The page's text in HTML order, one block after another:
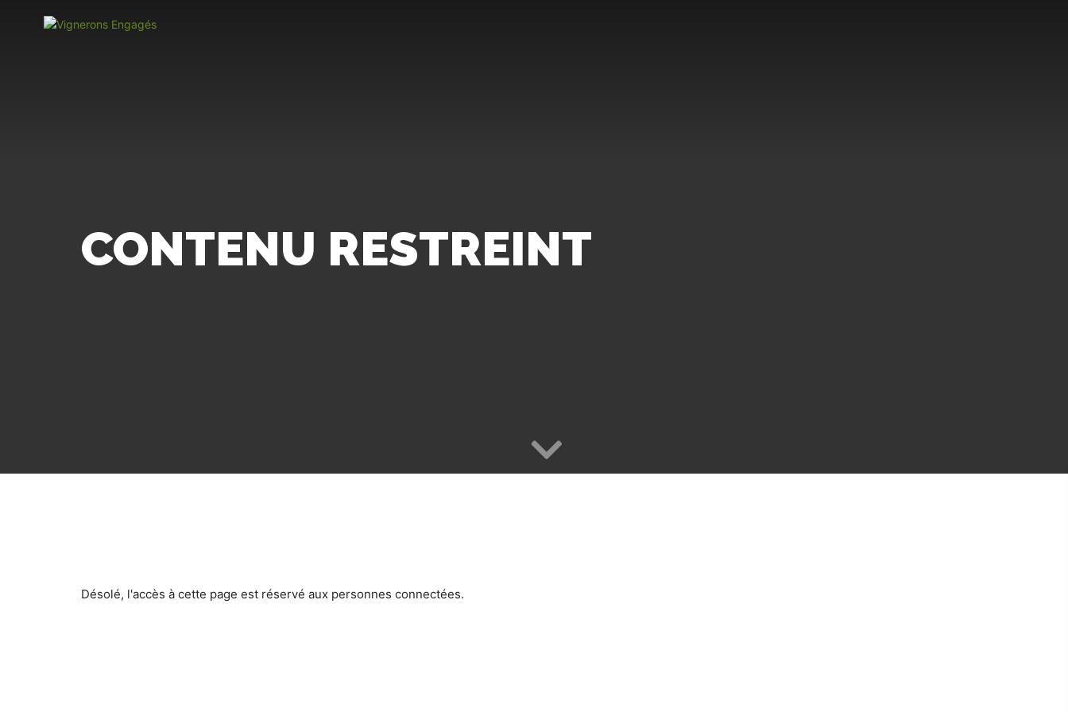
CONTENU RESTREINT
Désolé, l'accès à cette page est réservé aux personnes connectées.